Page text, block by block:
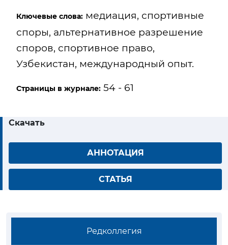
Ключевые слова: медиация, спортивные
споры, альтернативное разрешение
споров, спортивное право,
Узбекистан, международный опыт.
Страницы в журнале: 54 - 61
Скачать
АННОТАЦИЯ
СТАТЬЯ
Редколлегия